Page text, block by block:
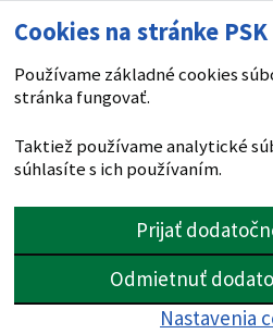
Cookies na stránke PSK
Používame základné cookies
stránka fungovať.
Taktiež používame analytické
súhlasíte s ich používaním.
Prijať
Odmietnuť
Nastavenia